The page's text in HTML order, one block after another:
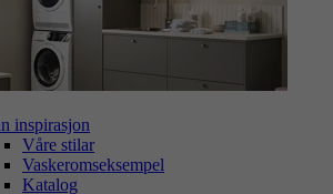
inspirasjon
Våre stilar
Vaskeromseksempel
Katalog